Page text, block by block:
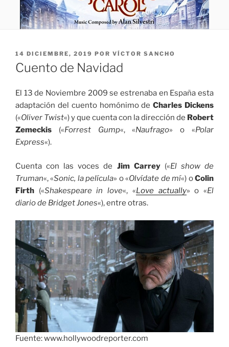
PUBLICADO
EL
14 DICIEMBRE, 2019 POR VÍCTOR SANCHO
Cuento de Navidad
El 13 de Noviembre 2009 se estrenaba en España esta
adaptación del cuento homónimo de Charles Dickens
(«Oliver Twist«) y que cuenta con la dirección de Robert
Zemeckis («Forrest Gump«, «Naufrago» o «Polar
Express«).
Cuenta con las voces de Jim Carrey («El show de
Truman«, «Sonic, la película» o «Olvídate de mí«) oColin
Firth («Shakespeare in love«, «Love actually» o «El
diario de Bridget Jones«), entre otras.
Fuente: www.hollywoodreporter.com